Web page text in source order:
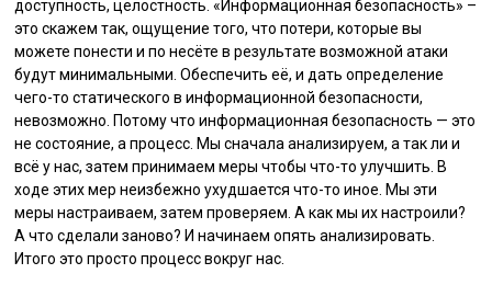
доступность, целостность. «Информационная безопасность» –
это скажем так, ощущение того, что потери, которые вы
можете понести и по несёте в результате возможной атаки
будут минимальными. Обеспечить её, и дать определение
чего-то статического в информационной безопасности,
невозможно. Потому что информационная безопасность — это
не состояние, а процесс. Мы сначала анализируем, а так ли и
всё у нас, затем принимаем меры чтобы что-то улучшить. В
ходе этих мер неизбежно ухудшается что-то иное. Мы эти
меры настраиваем, затем проверяем. А как мы их настроили?
А что сделали заново? И начинаем опять анализировать.
Итого это просто процесс вокруг нас.